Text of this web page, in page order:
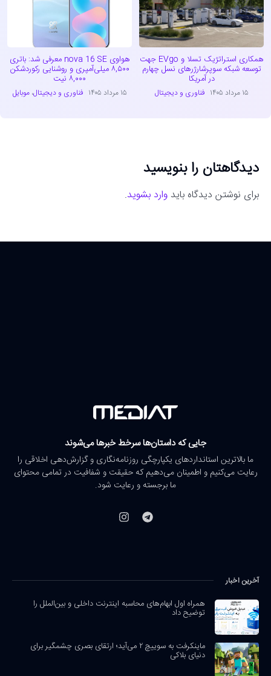
همکاری استراتژیک تسلا و EVgo جهت
توسعه شبکه سوپرشارژرهای نسل چهارم
در آمریکا
۱۵ مرداد ۱۴۰۵ فناوری و دیجیتال
هواوی nova 16 SE معرفی شد: باتری
۸,۵۰۰ میلی‌آمپری و روشنایی رکوردشکن
۸,۰۰۰ نیت
۱۵ مرداد ۱۴۰۵ فناوری و دیجیتال،موبایل
دیدگاهتان را بنویسید
برای نوشتن دیدگاه باید وارد بشوید.
جایی که داستان‌ها سرخط خبرها می‌شوند
ما بالاترین استانداردهای یکپارچگی روزنامه‌نگاری و گزارش‌دهی اخلاقی را
رعایت می‌کنیم و اطمینان می‌دهیم که حقیقت و شفافیت در تمامی محتوای
ما برجسته و رعایت شود.
آخرین اخبار
همراه اول ابهام‌های محاسبه اینترنت داخلی و بین‌الملل را
توضیح داد
ماینکرفت به سوییچ ۲ می‌آید؛ ارتقای بصری چشمگیر برای
دنیای بلاکی